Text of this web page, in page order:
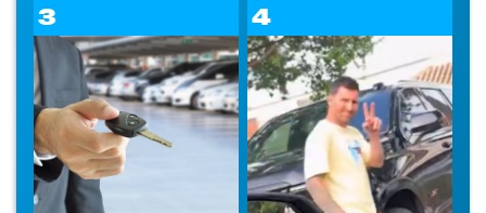
3 4